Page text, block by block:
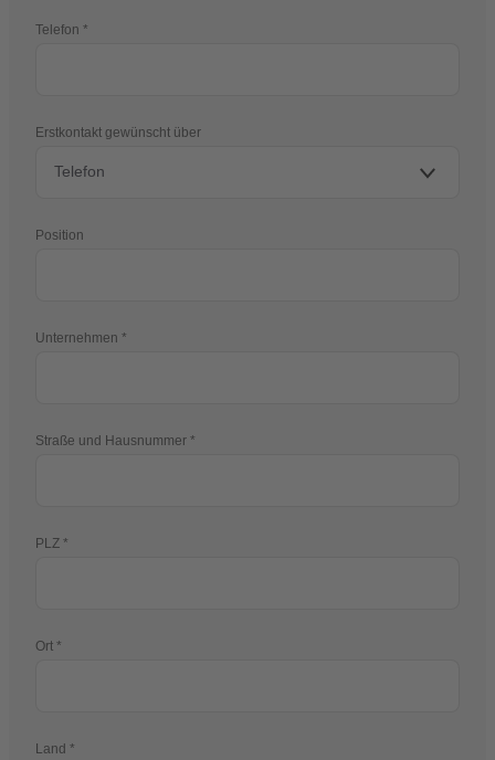
Telefon
Erstkontakt gewünscht über
Position
Unternehmen
Straße und Hausnummer
PLZ
Ort
Land